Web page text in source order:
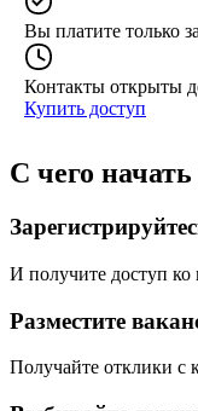
Вы платите только
Контакты открыты
Купить доступ
С чего
И получите доступ ко
Разместите
Получайте отклики с